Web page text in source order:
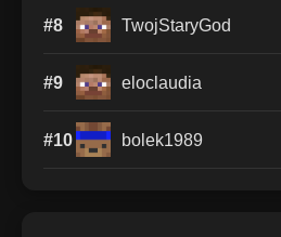
#8 TwojStaryGod
#9 eloclaudia
#10 bolek1989